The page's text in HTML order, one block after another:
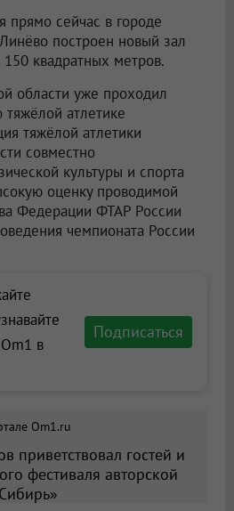
прямо сейчас в городе
построен новый зал
квадратных метров.
области уже проходил
атлетике
тяжёлой атлетики
совместно
культуры и спорта
оценку проводимой
Федерации ФТАР России
чемпионата России
в
Подписаться
Om1.ru
приветствовал гостей и
фестиваля авторской